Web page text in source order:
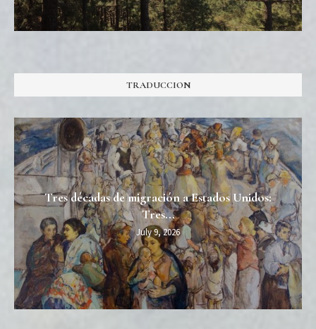
TRADUCCION
Tres décadas de migración a Estados Unidos:
Tres...
July 9, 2026